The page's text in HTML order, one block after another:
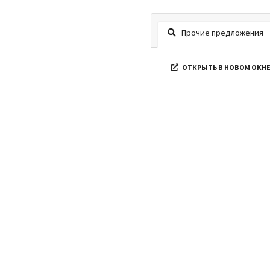
Прочие предложения
ОТКРЫТЬ В НОВОМ